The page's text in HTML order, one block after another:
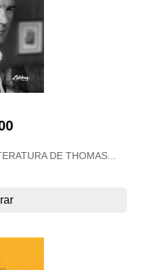
DE THOMAS...